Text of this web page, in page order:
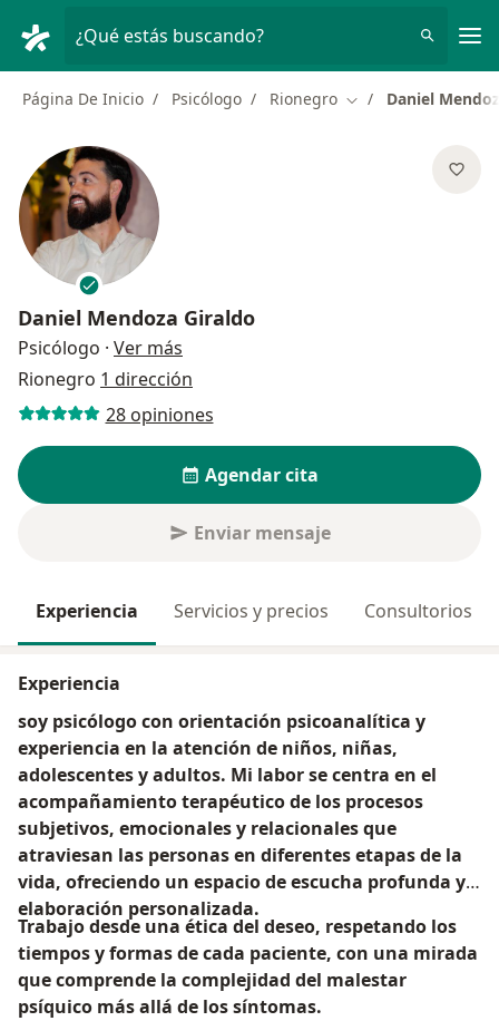
¿Qué estás buscando?
Página De Inicio Psicólogo Rionegro Cambiar de ciudad
Daniel
Daniel Mendoza Giraldo
Psicólogo · Ver más
Rionegro 1 dirección
28 opiniones
Agendar cita
Enviar mensaje
Experiencia Servicios y precios Consultorios
Experiencia
soy psicólogo con orientación psicoanalítica y
experiencia en la atención de niños, niñas,
adolescentes y adultos. Mi labor se centra en el
acompañamiento terapéutico de los procesos
subjetivos, emocionales y relacionales que
atraviesan las personas en diferentes etapas de la
vida, ofreciendo un espacio de escucha profunda y
elaboración personalizada.
Trabajo desde una ética del deseo, respetando los
tiempos y formas de cada paciente, con una mirada
que comprende la complejidad del malestar
psíquico más allá de los síntomas.